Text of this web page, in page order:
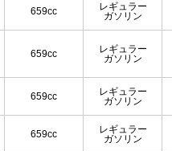
659cc
レギュラー
ガソリン
659cc
レギュラー
ガソリン
659cc
レギュラー
ガソリン
659cc
レギュラー
ガソリン